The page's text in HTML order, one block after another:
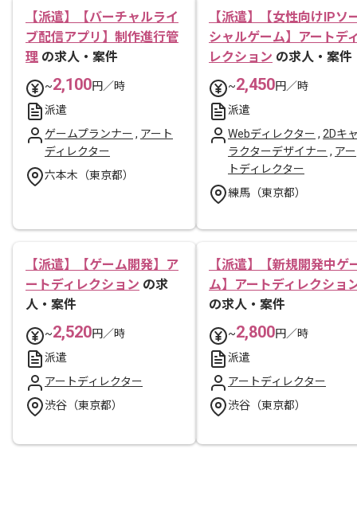
【派遣】【バーチャルライ
ブ配信アプリ】制作進行管
理 の求人・案件
~2,100円／時
派遣
ゲームプランナー , アート
ディレクター
六本木（東京都）
【派遣】【女性向けIPソ
シャルゲーム】アートデ
レクション の求人・案件
~2,450円／時
派遣
Webディレクター , 2Dキ
ラクターデザイナー , アー
トディレクター
練馬（東京都）
【派遣】【ゲーム開発】ア
ートディレクション の求
人・案件
~2,520円／時
派遣
アートディレクター
渋谷（東京都）
【派遣】【新規開発中ゲ
ム】アートディレクショ
の求人・案件
~2,800円／時
派遣
アートディレクター
渋谷（東京都）